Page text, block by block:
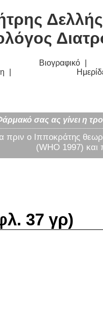
Βιογραφικό
σας ας γίνει η
πριν ο Ιπποκράτης
(WHO 1997) και
37 γρ)